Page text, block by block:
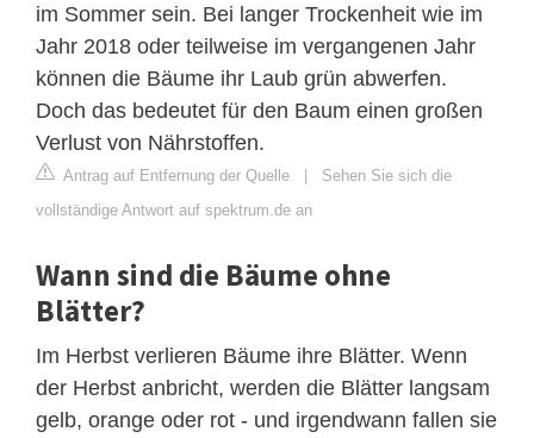
im Sommer sein. Bei langer Trockenheit wie im
Jahr 2018 oder teilweise im vergangenen Jahr
können die Bäume ihr Laub grün abwerfen.
Doch das bedeutet für den Baum einen großen
Verlust von Nährstoffen.
Antrag auf Entfernung der Quelle | Sehen Sie sich die
vollständige Antwort auf spektrum.de an
Wann sind die Bäume ohne
Blätter?
Im Herbst verlieren Bäume ihre Blätter. Wenn
der Herbst anbricht, werden die Blätter langsam
gelb, orange oder rot - und irgendwann fallen sie